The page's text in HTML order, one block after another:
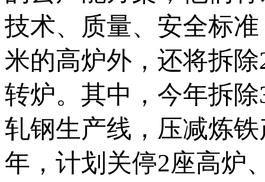
技术、质量、安全标
米的高炉外，还将拆
转炉。其中，今年拆
轧钢生产线，压减炼
年，计划关停2座高炉